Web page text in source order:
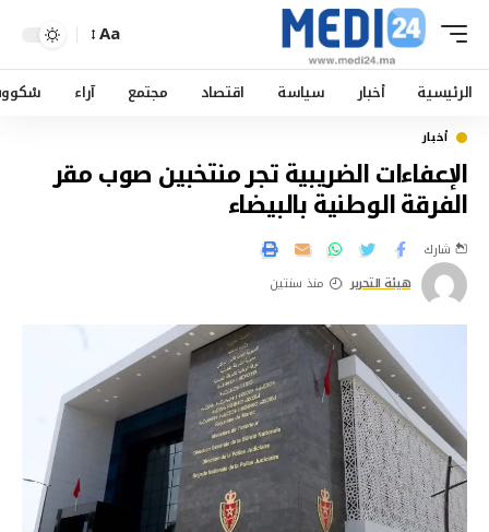
Aa
الرئيسية أخبار سياسة اقتصاد مجتمع آراء
أخبار
الإعفاءات الضريبية تجر منتخبين صوب مقر
الفرقة الوطنية بالبيضاء
هيئة التحرير منذ سنتين
شارك